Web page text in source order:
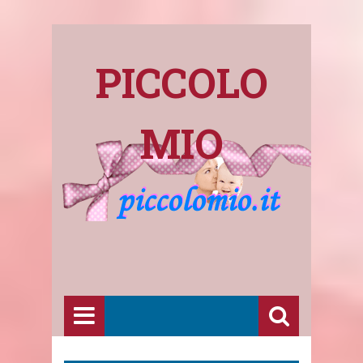
PICCOLO
MIO